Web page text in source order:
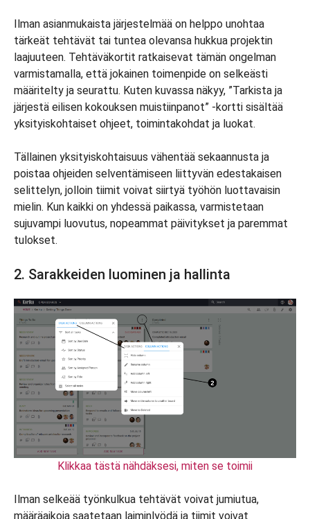
Ilman asianmukaista järjestelmää on helppo unohtaa
tärkeät tehtävät tai tuntea olevansa hukkua projektin
laajuuteen. Tehtäväkortit ratkaisevat tämän ongelman
varmistamalla, että jokainen toimenpide on selkeästi
määritelty ja seurattu. Kuten kuvassa näkyy, ”Tarkista ja
järjestä eilisen kokouksen muistiinpanot” -kortti sisältää
yksityiskohtaiset ohjeet, toimintakohdat ja luokat.
Tällainen yksityiskohtaisuus vähentää sekaannusta ja
poistaa ohjeiden selventämiseen liittyvän edestakaisen
selittelyn, jolloin tiimit voivat siirtyä työhön luottavaisin
mielin. Kun kaikki on yhdessä paikassa, varmistetaan
sujuvampi luovutus, nopeammat päivitykset ja paremmat
tulokset.
2. Sarakkeiden luominen ja hallinta
Klikkaa tästä nähdäksesi, miten se toimii
Ilman selkeää työnkulkua tehtävät voivat jumiutua,
määräaikoja saatetaan laiminlyödä ja tiimit voivat